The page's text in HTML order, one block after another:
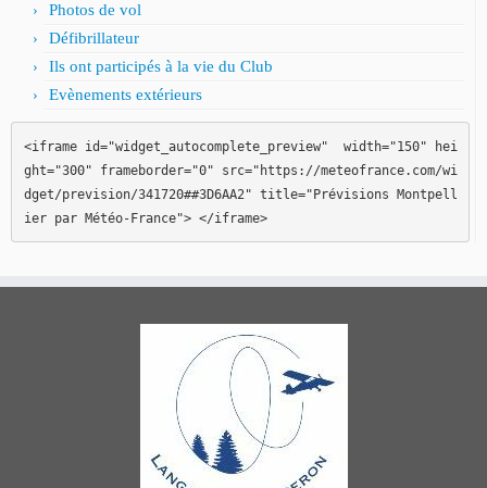
Photos de vol
Défibrillateur
Ils ont participés à la vie du Club
Evènements extérieurs
<iframe id="widget_autocomplete_preview"  width="150" hei
ght="300" frameborder="0" src="https://meteofrance.com/wi
dget/prevision/341720##3D6AA2" title="Prévisions Montpell
ier par Météo-France"> </iframe>